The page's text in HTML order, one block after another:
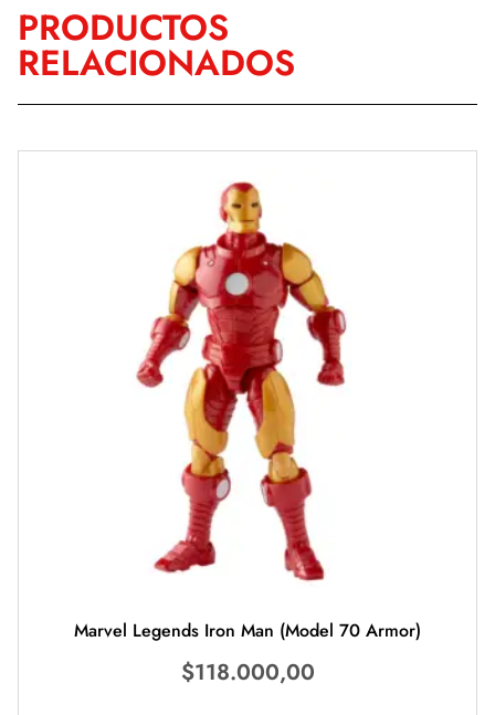
PRODUCTOS
RELACIONADOS
Marvel Legends Iron Man (Model 70 Armor)
$118.000,00